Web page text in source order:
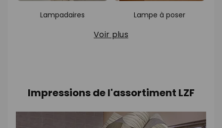
Lampadaires Lampe à poser
Voir plus
Impressions de l'assortiment LZF